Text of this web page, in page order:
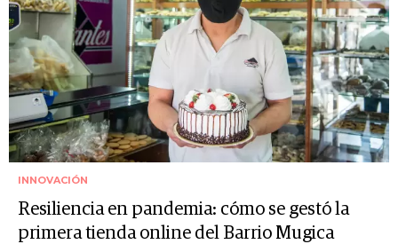
INNOVACIÓN
Resiliencia en pandemia: cómo se gestó la
primera tienda online del Barrio Mugica